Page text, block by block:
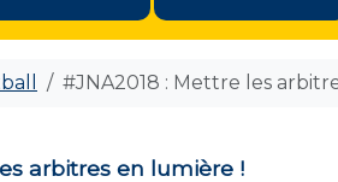
#JNA2018 : Mettre les
arbitres en lumière !